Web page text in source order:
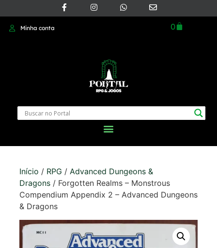
Minha conta 0
Início / RPG / Advanced Dungeons &
Dragons / Forgotten Realms – Monstrous
Compendium Appendix 2 – Advanced Dungeons
& Dragons